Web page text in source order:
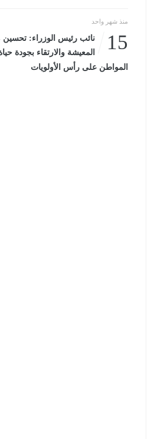
منذ شهر واحد
15
نائب رئيس الوزراء:
المعيشة والارتقاء بجودة
المواطن على رأس الأولويات